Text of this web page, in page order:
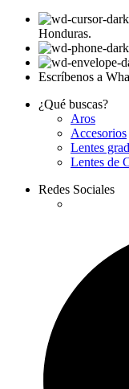
Honduras.
Escríbenos a
¿Qué buscas?
Aros
Accesorios
Lentes
Lentes de
Redes Sociales